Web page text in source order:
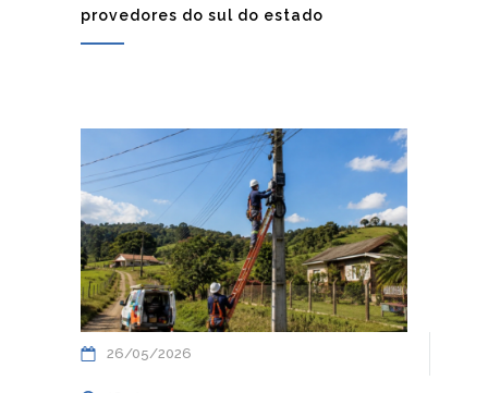
provedores do sul do estado
26/05/2026